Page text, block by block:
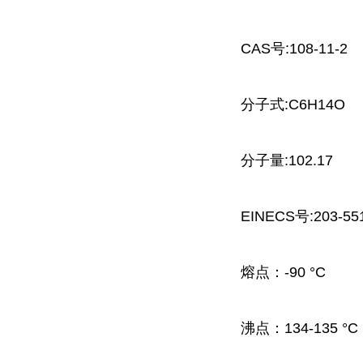
CAS号:108-11-2
分子式:C6H14O
分子量:102.17
EINECS号:203-
熔点： -90 °C
沸点： 134-135 °C